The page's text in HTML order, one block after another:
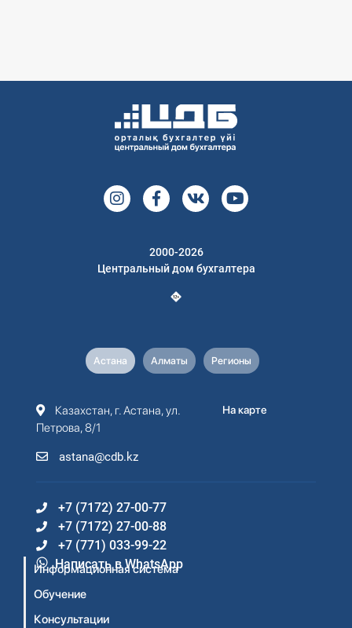
2000-2026
Центральный дом бухгалтера
Астана Алматы Регионы
Казахстан, г. Астана, ул.
Петрова, 8/1
astana@cdb.kz
На карте
+7 (7172) 27-00-77
+7 (7172) 27-00-88
+7 (771) 033-99-22
Написать в WhatsApp
Информационная система
Обучение
Консультации